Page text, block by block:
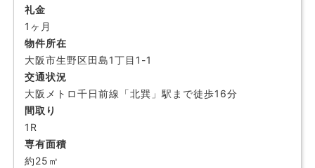
礼金
1ヶ月
物件所在
大阪市生野区田島1丁目1-1
交通状況
大阪メトロ千日前線「北巽」駅まで徒歩16分
間取り
1R
専有面積
約25㎡